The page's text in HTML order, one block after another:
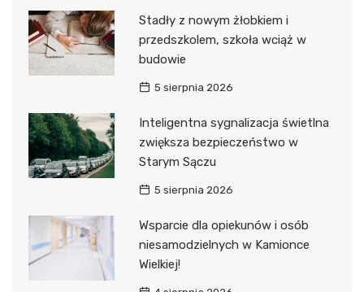
Stadły z nowym żłobkiem i
przedszkolem, szkoła wciąż w
budowie
5 sierpnia 2026
Inteligentna sygnalizacja świetlna
zwiększa bezpieczeństwo w
Starym Sączu
5 sierpnia 2026
Wsparcie dla opiekunów i osób
niesamodzielnych w Kamionce
Wielkiej!